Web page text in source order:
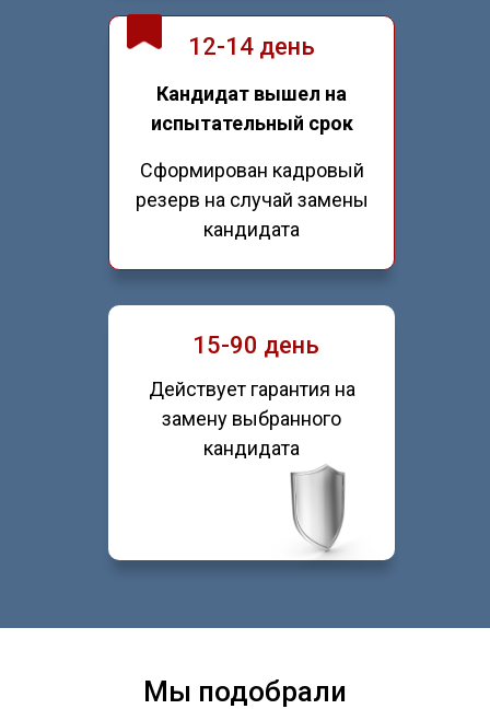
15-90 день
Действует гарантия на
замену выбранного
кандидата
12-14 день
Кандидат вышел на
испытательный срок
Сформирован кадровый
резерв на случай замены
кандидата
Мы подобрали